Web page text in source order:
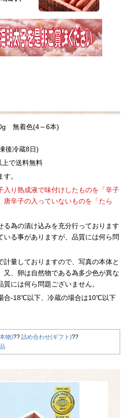
無着色(4～6本)
後冷蔵8日)
で送料無料
。
入り熟成液で味付けしたものを「辛子
唐辛子の入っていないものを「たら
る為の漬け込みを充分行っております
いる事がありますが、品質には何ら問
計量しておりますので、写真の本体と
又、卵は自然物である為多少色が異な
には何ら問題ございません。
合-18℃以下、冷蔵の場合は10℃以下
物)
詰め合わせ(ギフト)